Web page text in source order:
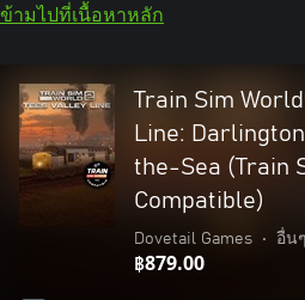
ข้ามไปที่เนื้อหาหลัก
Train Sim
Line:
the-Sea (Train
Compatible)
Dovetail Games • อื่นๆ
฿879.00